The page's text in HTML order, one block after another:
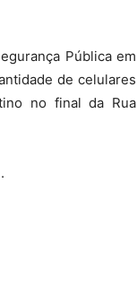
Pública em
de celulares
no final da Rua